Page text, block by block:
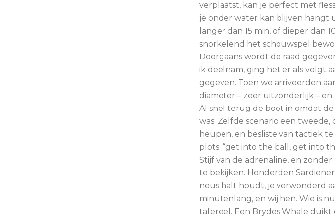
verplaatst, kan je perfect met
je onder water kan blijven hangt
langer dan 15 min, of dieper dan
snorkelend het schouwspel
Doorgaans wordt de raad
ik deelnam, ging het er als volgt
gegeven. Toen we arriveerden
diameter – zeer uitzonderlijk –
Al snel terug de boot in omdat
was. Zelfde scenario een
heupen, en besliste van tactiek
plots: “get into the ball, get into
Stijf van de adrenaline, en
te bekijken. Honderden
neus halt houdt, je verwonderd
minutenlang, en wij hen. Wie is
tafereel. Een Brydes Whale duikt